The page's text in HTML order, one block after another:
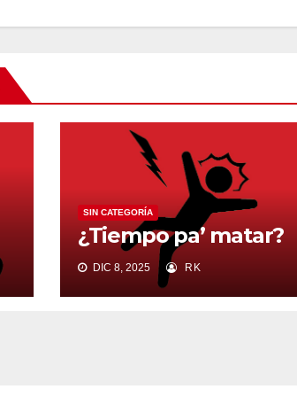
SIN CATEGORÍA
¿Tiempo pa’ matar?
DIC 8, 2025 RK